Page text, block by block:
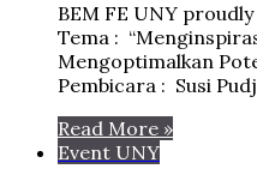
BEM FE UNY
Tema :
Mengoptimalkan
Pembicara : Susi
Read More »
Event UNY